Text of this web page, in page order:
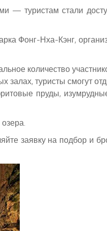
— туристам стали
Фонг-Нха-Кэнг,
количество
туристы смогут
пруды,
заявку на подбор и